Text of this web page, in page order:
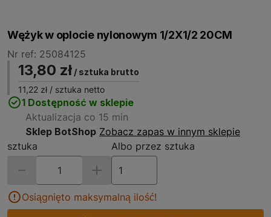
Wężyk w oplocie nylonowym 1/2X1/2 20CM
Nr ref: 25084125
13,80 zł / sztuka brutto
11,22 zł / sztuka netto
1 Dostępność w sklepie
Aktualizacja co 15 min
Sklep BotShop Zobacz zapas w innym sklepie
sztuka
Albo przez sztuka
Osiągnięto maksymalną ilość!